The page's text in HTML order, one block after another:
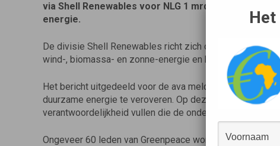
via Shell Renewables voor NLG 1 mrd te investeren
energie.
De divisie Shell Renewables richt zich op het
wind-, biomassa- en zonne-energie en bosbouw.
Het bericht uitgedeeld voor de ava meldt dat Shell
duurzame energie te veroveren. Op deze manier wil
verantwoordelijkheid vullen die de onderneming heeft
Ongeveer 60 leden van Greenpeace wonen in Den Haag